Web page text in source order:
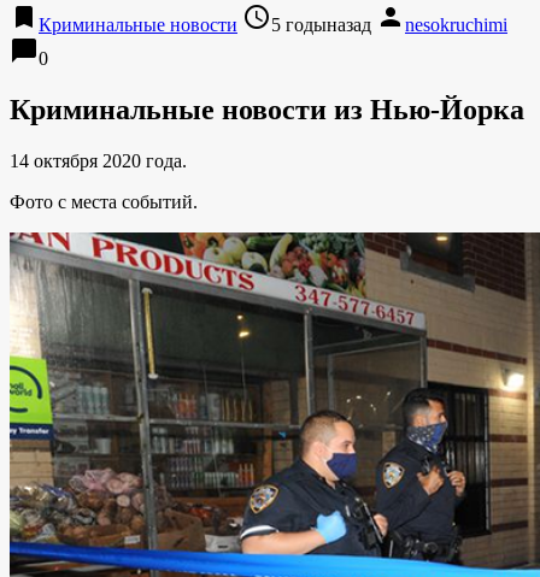
bookmark Криминальные новости access_time5 годыназад person nesokruchimi
chat_bubble0
Криминальные новости из Нью-Йорка
14 октября 2020 года.
Фото с места событий.